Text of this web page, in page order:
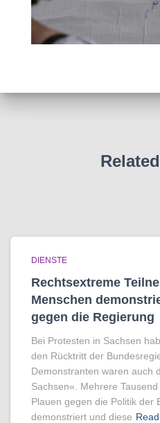
DIENSTE
Rechtsextreme
Menschen
gegen die Regierung
Bei Protesten in Sachsen
den Rücktritt der
Demonstranten waren auch
Sachsen«. Mehrere
Plauen gegen die Politik der
demonstriert und diese